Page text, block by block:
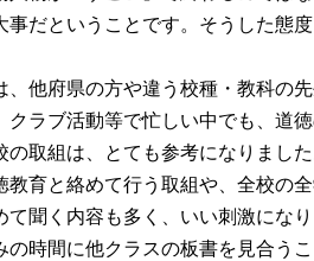
事だということです。そうした態
、他府県の方や違う校種・教科の
クラブ活動等で忙しい中でも、道
の取組は、とても参考になりまし
教育と絡めて行う取組や、全校の
て聞く内容も多く、いい刺激にな
の時間に他クラスの板書を見合う